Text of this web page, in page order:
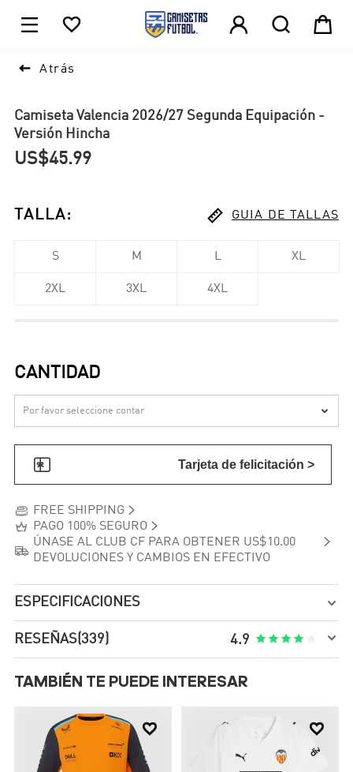
    
 Atrás
Camiseta Valencia 2026/27 Segunda Equipación -
Versión Hincha
US$45.99
TALLA:  GUIA DE TALLAS
S M L XL
2XL 3XL 4XL
CANTIDAD

 Tarjeta de felicitación >
 FREE SHIPPING

PAGO 100% SEGURO

ÚNASE AL CLUB CF PARA OBTENER US$10.00
DEVOLUCIONES Y CAMBIOS EN EFECTIVO

ESPECIFICACIONES 
RESEÑAS(339) 4.9     
TAMBIÉN TE PUEDE INTERESAR
 